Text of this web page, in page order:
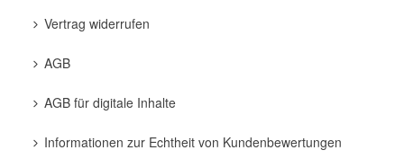
Vertrag widerrufen
AGB
AGB für digitale Inhalte
Informationen zur Echtheit von Kundenbewertungen